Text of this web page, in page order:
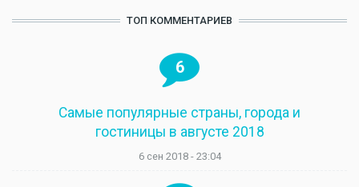
ТОП КОММЕНТАРИЕВ
6
Самые популярные страны, города и
гостиницы в августе 2018
6 сен 2018 - 23:04